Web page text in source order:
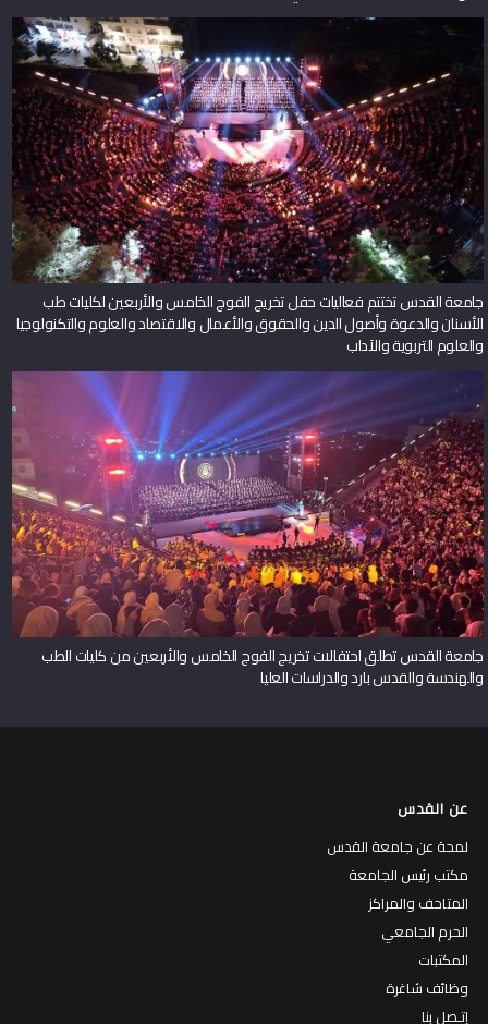
جامعة القدس تختتم فعاليات حفل تخريج الفوج الخامس والأربعين لكليات طب
الأسنان والدعوة وأصول الدين والحقوق والأعمال والاقتصاد والعلوم والتكنولوجيا
والعلوم التربوية والآداب
جامعة القدس تطلق احتفالات تخريج الفوج الخامس والأربعين من كليات الطب
والهندسة والقدس بارد والدراسات العليا
عن القدس
لمحة عن جامعة القدس
مكتب رئيس الجامعة
المتاحف والمراكز
الحرم الجامعي
المكتبات
وظائف شاغرة
إتـصل بنا